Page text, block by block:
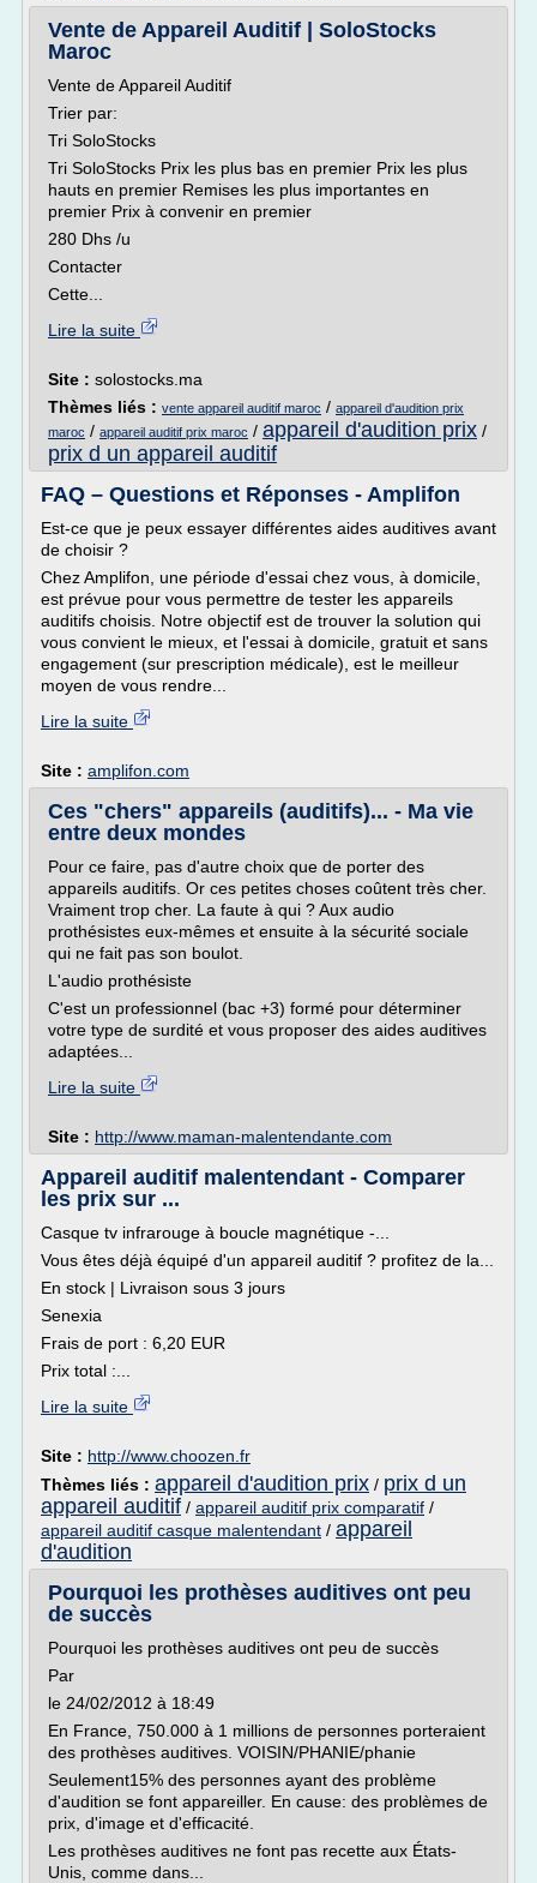
Vente de Appareil Auditif | SoloStocks
Maroc
Vente de Appareil Auditif
Trier par:
Tri SoloStocks
Tri SoloStocks Prix les plus bas en premier Prix les plus
hauts en premier Remises les plus importantes en
premier Prix à convenir en premier
280 Dhs /u
Contacter
Cette...
Lire la suite
Site : solostocks.ma
Thèmes liés : vente appareil auditif maroc / appareil d'audition prix
maroc / appareil auditif prix maroc / appareil d'audition prix /
prix d un appareil auditif
FAQ – Questions et Réponses - Amplifon
Est-ce que je peux essayer différentes aides auditives avant
de choisir ?
Chez Amplifon, une période d'essai chez vous, à domicile,
est prévue pour vous permettre de tester les appareils
auditifs choisis. Notre objectif est de trouver la solution qui
vous convient le mieux, et l'essai à domicile, gratuit et sans
engagement (sur prescription médicale), est le meilleur
moyen de vous rendre...
Lire la suite
Site : amplifon.com
Ces "chers" appareils (auditifs)... - Ma vie
entre deux mondes
Pour ce faire, pas d'autre choix que de porter des
appareils auditifs. Or ces petites choses coûtent très cher.
Vraiment trop cher. La faute à qui ? Aux audio
prothésistes eux-mêmes et ensuite à la sécurité sociale
qui ne fait pas son boulot.
L'audio prothésiste
C'est un professionnel (bac +3) formé pour déterminer
votre type de surdité et vous proposer des aides auditives
adaptées...
Lire la suite
Site : http://www.maman-malentendante.com
Appareil auditif malentendant - Comparer
les prix sur ...
Casque tv infrarouge à boucle magnétique -...
Vous êtes déjà équipé d'un appareil auditif ? profitez de la...
En stock | Livraison sous 3 jours
Senexia
Frais de port : 6,20 EUR
Prix total :...
Lire la suite
Site : http://www.choozen.fr
Thèmes liés : appareil d'audition prix / prix d un
appareil auditif / appareil auditif prix comparatif /
appareil auditif casque malentendant / appareil
d'audition
Pourquoi les prothèses auditives ont peu
de succès
Pourquoi les prothèses auditives ont peu de succès
Par
le 24/02/2012 à 18:49
En France, 750.000 à 1 millions de personnes porteraient
des prothèses auditives. VOISIN/PHANIE/phanie
Seulement15% des personnes ayant des problème
d'audition se font appareiller. En cause: des problèmes de
prix, d'image et d'efficacité.
Les prothèses auditives ne font pas recette aux États-
Unis, comme dans...